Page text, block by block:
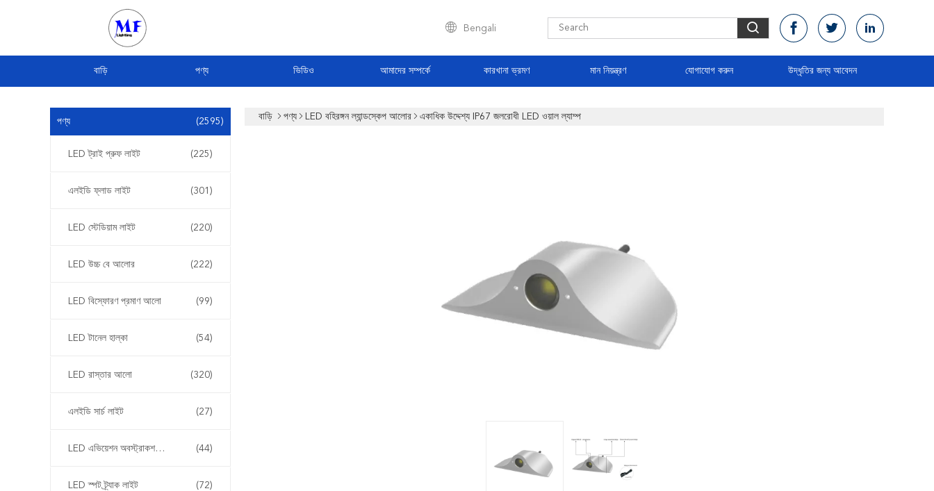
Bengali
বাড়ি পণ্য ভিডিও আমাদের সম্পর্কে কারখানা ভ্রমণ মান নিয়ন্ত্রণ যোগাযোগ করুন উদ্ধৃতির জন্য আবেদন
পণ্য (2595)
LED ট্রাই প্রুফ লাইট (225)
এলইডি ফ্লাড লাইট (301)
LED স্টেডিয়াম লাইট (220)
LED উচ্চ বে আলোর (222)
LED বিস্ফোরণ প্রমাণ আলো (99)
LED টানেল হাল্কা (54)
LED রাস্তার আলো (320)
এলইডি সার্চ লাইট (27)
LED এভিয়েশন অবস্ট্রাকশন লাইট (44)
LED স্পট ট্র্যাক লাইট (72)
বাড়ি পণ্য LED বহিরঙ্গন ল্যান্ডস্কেপ আলোর একাধিক উদ্দেশ্য IP67 জলরোধী LED ওয়াল ল্যাম্প